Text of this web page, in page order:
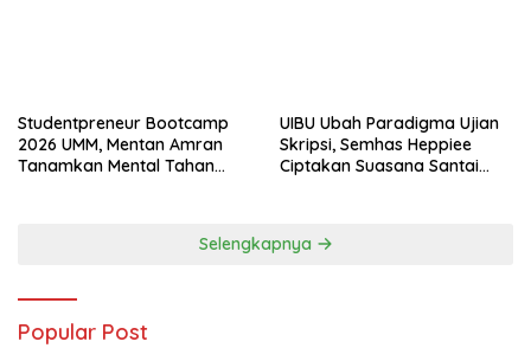
Studentpreneur Bootcamp
2026 UMM, Mentan Amran
Tanamkan Mental Tahan
UIBU Ubah Paradigma Ujian
Skripsi, Semhas Heppiee
Ciptakan Suasana Santai
Selengkapnya
Popular Post